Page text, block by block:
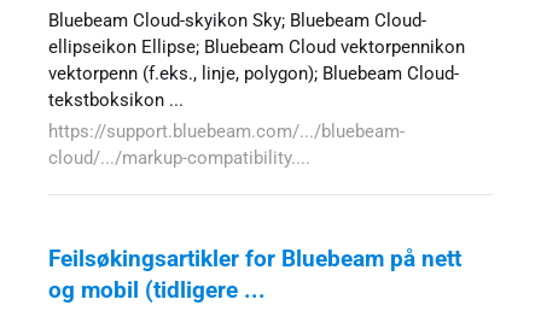
Bluebeam Cloud-skyikon Sky; Bluebeam Cloud-
ellipseikon Ellipse; Bluebeam Cloud vektorpennikon
vektorpenn (f.eks., linje, polygon); Bluebeam Cloud-
tekstboksikon ...
https://support.bluebeam.com/.../bluebeam-
cloud/.../markup-compatibility....
Feilsøkingsartikler for Bluebeam på nett
og mobil (tidligere ...